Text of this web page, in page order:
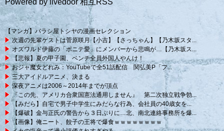
【マンガ】バラシ屋トシヤの漫画セレクション
次週の先輩ゲストは菅原咲月【小吉】【さっちゃん】【乃木坂スタ...
オズワルド伊藤の「ポニテ愛」にメンバーから悲鳴が…【乃木坂ス...
【悲報】夏の甲子園、ベンチ全員外国人やんけ！
おジャ魔女どれみ：YouTubeで全51話配信 関弘美P「フ...
三大アイドルアニメ、決まる
深夜アニメは2006～2014年までが頂点
『この先、アメリカ合衆国憲法通用しません』 第二次独立戦争勃...
【みだら】自宅で男子中学生にみだらな行為、会社員の40歳女を...
【爆破】金与正氏の警告から３日ぶりに…北、南北連絡事務所を爆...
【画像】俺ニート、餃子の王将で爆食ｗｗｗｗｗｗｗｗ